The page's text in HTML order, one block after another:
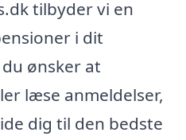
tilbyder vi en
i dit
ønsker at
læse anmeldelser,
dig til den bedste